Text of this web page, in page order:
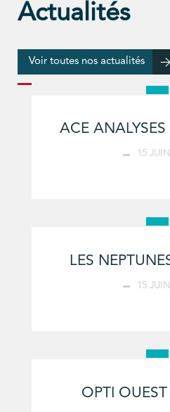
Actualités
Voir toutes nos actualités
ACE
15
LES
15
OPTI